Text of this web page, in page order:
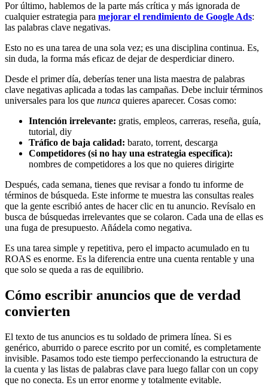
Por último, hablemos de la parte más crítica y más ignorada de
cualquier estrategia para mejorar el rendimiento de Google Ads:
las palabras clave negativas.
Esto no es una tarea de una sola vez; es una disciplina continua. Es,
sin duda, la forma más eficaz de dejar de desperdiciar dinero.
Desde el primer día, deberías tener una lista maestra de palabras
clave negativas aplicada a todas las campañas. Debe incluir términos
universales para los que nunca quieres aparecer. Cosas como:
Intención irrelevante: gratis, empleos, carreras, reseña, guía,
tutorial, diy
Tráfico de baja calidad: barato, torrent, descarga
Competidores (si no hay una estrategia específica):
nombres de competidores a los que no quieres dirigirte
Después, cada semana, tienes que revisar a fondo tu informe de
términos de búsqueda. Este informe te muestra las consultas reales
que la gente escribió antes de hacer clic en tu anuncio. Revísalo en
busca de búsquedas irrelevantes que se colaron. Cada una de ellas es
una fuga de presupuesto. Añádela como negativa.
Es una tarea simple y repetitiva, pero el impacto acumulado en tu
ROAS es enorme. Es la diferencia entre una cuenta rentable y una
que solo se queda a ras de equilibrio.
Cómo escribir anuncios que de verdad
convierten
El texto de tus anuncios es tu soldado de primera línea. Si es
genérico, aburrido o parece escrito por un comité, es completamente
invisible. Pasamos todo este tiempo perfeccionando la estructura de
la cuenta y las listas de palabras clave para luego fallar con un copy
que no conecta. Es un error enorme y totalmente evitable.